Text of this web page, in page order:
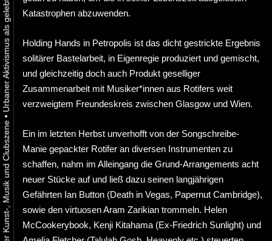
•
Katastrophen abzuwenden.
Holding Hands in Petropolis ist das dicht gestrickte Ergebnis
solitärer Bastelarbeit, in Eigenregie produziert und gemischt,
und gleichzeitig doch auch Produkt geselliger
Zusammenarbeit mit Musiker*innen aus Rotifers weit
verzweigtem Freundeskreis zwischen Glasgow und Wien.
Ein im letzten Herbst unverhofft von der Songschreibe-
Manie gepackter Rotifer an diversen Instrumenten zu
schaffen, nahm im Alleingang die Grund-Arrangements acht
neuer Stücke auf und ließ dazu seinen langjährigen
Gefährten Ian Button (Death in Vegas, Papernut Cambridge),
sowie den virtuosen Aram Zarikian trommeln. Helen
McCookerybook, Kenji Kitahama (Ex-Friedrich Sunlight) und